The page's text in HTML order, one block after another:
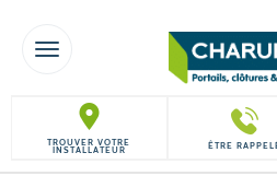
TOGGLE NAVIGATION
TROUVER VOTRE
INSTALLATEUR ÊTRE